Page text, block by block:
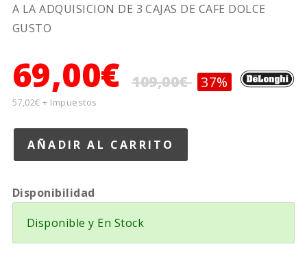
A LA ADQUISICION DE 3 CAJAS DE CAFE DOLCE
GUSTO
69,00€ 109,00€ 37%
57,02€ + Impuestos
Disponibilidad
Disponible y En Stock